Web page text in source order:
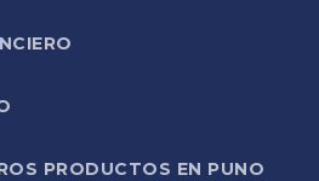
PRODUCTOS EN PUNO